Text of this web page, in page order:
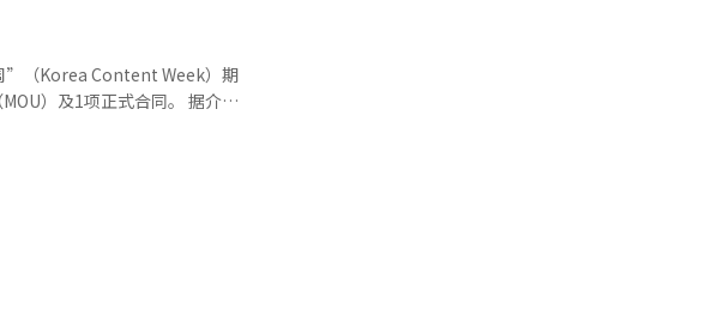
韩医疗旅游的消费模式已发生
列，韩国医生在精细手术技
结为头脑、眼睛、双手和心脏
人文关怀。他强调：“韩国人
”（Korea Content Week）期
及1项正式合同。 据介
有30家韩国内容企业参展，围